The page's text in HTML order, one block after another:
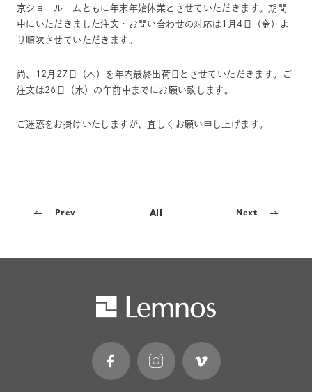
京ショールームともに年末年始休業とさせていただきます。期間
中にいただきました注文・お問い合わせの対応は1月4日（金）よ
り順次させていただきます。
尚、12月27日（木）を年内最終出荷日とさせていただきます。ご
注文は26日（水）の午前中までにお願い致します。
ご迷惑をお掛けいたしますが、宜しくお願い申し上げます。
Prev All Next